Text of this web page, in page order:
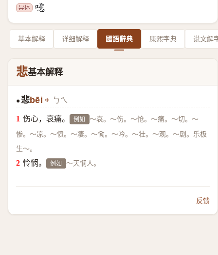
异体
基本解释 详细解释 國語辭典 康熙字典 说文解
悲基本解释
●悲bēi ㄅㄟ
伤心，哀痛。 例如 ～哀。～伤。～怆。～痛。～切。～
惨。～凉。～愤。～凄。～恸。～吟。～壮。～观。～剧。乐极
生～。
怜悯。 例如 ～天悯人。
反馈